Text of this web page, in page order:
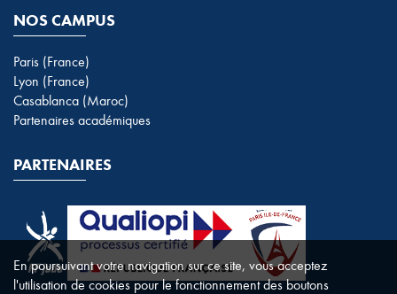
NOS CAMPUS
Paris (France)
Lyon (France)
Casablanca (Maroc)
Partenaires académiques
PARTENAIRES
En poursuivant votre navigation sur ce site, vous acceptez
l'utilisation de cookies pour le fonctionnement des boutons